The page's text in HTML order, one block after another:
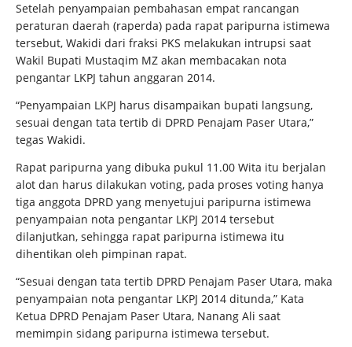
Setelah penyampaian pembahasan empat rancangan
peraturan daerah (raperda) pada rapat paripurna istimewa
tersebut, Wakidi dari fraksi PKS melakukan intrupsi saat
Wakil Bupati Mustaqim MZ akan membacakan nota
pengantar LKPJ tahun anggaran 2014.
“Penyampaian LKPJ harus disampaikan bupati langsung,
sesuai dengan tata tertib di DPRD Penajam Paser Utara,”
tegas Wakidi.
Rapat paripurna yang dibuka pukul 11.00 Wita itu berjalan
alot dan harus dilakukan voting, pada proses voting hanya
tiga anggota DPRD yang menyetujui paripurna istimewa
penyampaian nota pengantar LKPJ 2014 tersebut
dilanjutkan, sehingga rapat paripurna istimewa itu
dihentikan oleh pimpinan rapat.
“Sesuai dengan tata tertib DPRD Penajam Paser Utara, maka
penyampaian nota pengantar LKPJ 2014 ditunda,” Kata
Ketua DPRD Penajam Paser Utara, Nanang Ali saat
memimpin sidang paripurna istimewa tersebut.